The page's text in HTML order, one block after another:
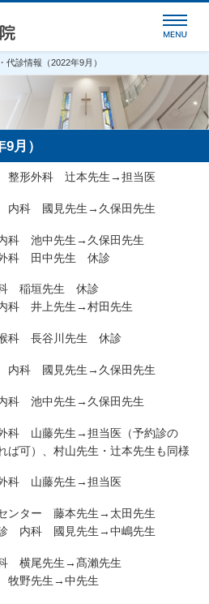
代診情報（2022年9月）
月）
整形外科 辻本先生→担当医
内科 國見先生→久保田先生
科 池中先生→久保田先生
先生 休診
科 稲垣先生 休診
先生→村田先生
科 長谷川先生 休診
内科 國見先生→久保田先生
科 池中先生→久保田先生
科 山藤先生→担当医（予約診の
可）、村山先生・辻本先生も同様
科 山藤先生→担当医
ンター 藤本先生→太田先生
先生→中嶋先生
横尾先生→髙瀨先生
→中先生